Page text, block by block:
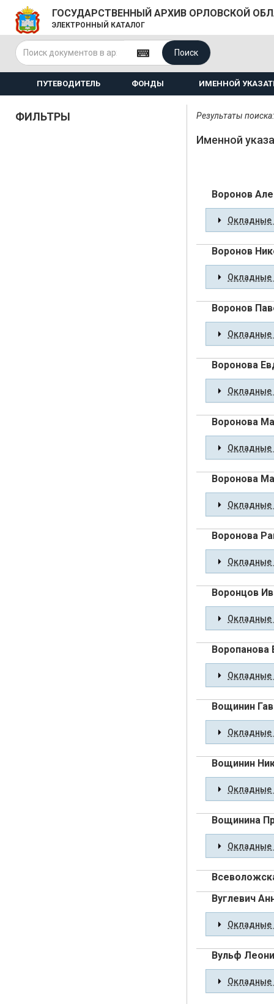
ГОСУДАРСТВЕННЫЙ АРХИВ ОРЛОВСКОЙ
ЭЛЕКТРОННЫЙ КАТАЛОГ
Поиск
ПУТЕВОДИТЕЛЬ ФОНДЫ ИМЕННОЙ
ФИЛЬТРЫ Результаты
Именной
Воронов
Окладные
Воронов
Окладные
Воронов
Окладные
Воронова
Окладные
Воронова
Окладные
Воронова
Окладные
Воронова
Окладные
Воронцов
Окладные
Воропанова
Окладные
Вощинин
Окладные
Вощинин
Окладные
Вощинина
Окладные
Вуглевич
Окладные
Вульф
Окладные